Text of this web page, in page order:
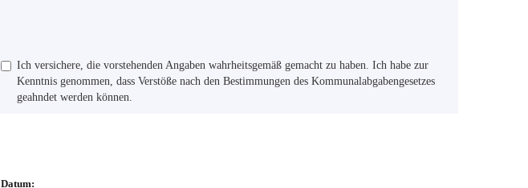
Ich versichere, die vorstehenden Angaben wahrheitsgemäß gemacht zu haben. Ich habe zur
Kenntnis genommen, dass Verstöße nach den Bestimmungen des Kommunalabgabengesetzes
geahndet werden können.
Datum: